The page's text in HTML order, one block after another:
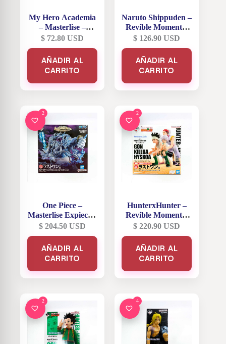
My Hero Academia
– Masterlise –
Gentle Criminal –
Premio B
$ 72.80 USD
AÑADIR AL
CARRITO
Naruto Shippuden –
Revible Moment –
Sasuke e Itachi
Uchiha «La Muerte
de Itachi» – Premio
Last One
$ 126.90 USD
AÑADIR AL
CARRITO
2
One Piece –
Masterlise Expiece –
The Greatest Battle
– 200 Millones V
Raijin – Premio
Last One
$ 204.50 USD
AÑADIR AL
CARRITO
2
HunterxHunter –
Revible Moment –
Gon-Killua-Hisoka –
Premio Last One
$ 220.90 USD
AÑADIR AL
CARRITO
2 4